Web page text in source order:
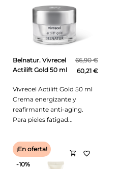
Belnatur. Vivrecel
Actilift Gold 50 ml
66,90 €
60,21 €
Vivrecel Actilift Gold 50 ml
Crema energizante y
reafirmante anti-aging.
Para pieles fatigad...
shopping_cart
¡En oferta!
-10%
favorite_border